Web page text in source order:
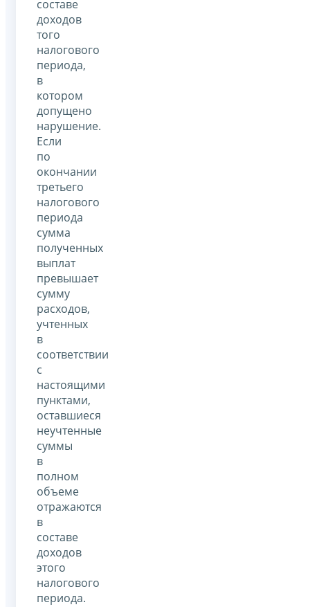
составе
доходов
того
налогового
периода,
в
котором
допущено
нарушение.
Если
по
окончании
третьего
налогового
периода
сумма
полученных
выплат
превышает
сумму
расходов,
учтенных
в
соответствии
с
настоящими
пунктами,
оставшиеся
неучтенные
суммы
в
полном
объеме
отражаются
в
составе
доходов
этого
налогового
периода.